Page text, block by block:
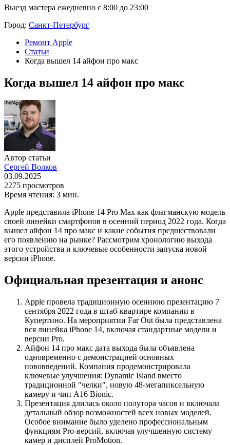
Выезд мастера ежедневно с 8:00 до 23:00
Город: Санкт-Петербург
Ремонт Apple
Статьи
Когда вышел 14 айфон про макс
Когда вышел 14 айфон про макс
Автор статьи
Сергей Волков
03.09.2025
2275 просмотров
Время чтения: 3 мин.
Apple представила iPhone 14 Pro Max как флагманскую модель
своей линейки смартфонов в осенний период 2022 года. Когда
вышел айфон 14 про макс и какие события предшествовали
его появлению на рынке? Рассмотрим хронологию выхода
этого устройства и ключевые особенности запуска новой
версии iPhone.
Официальная презентация и анонс
Apple провела традиционную осеннюю презентацию 7
сентября 2022 года в штаб-квартире компании в
Купертино. На мероприятии Far Out была представлена
вся линейка iPhone 14, включая стандартные модели и
версии Pro.
Айфон 14 про макс дата выхода была объявлена
одновременно с демонстрацией основных
нововведений. Компания продемонстрировала
ключевые улучшения: Dynamic Island вместо
традиционной "челки", новую 48-мегапиксельную
камеру и чип A16 Bionic.
Презентация длилась около полутора часов и включала
детальный обзор возможностей всех новых моделей.
Особое внимание было уделено профессиональным
функциям Pro-версий, включая улучшенную систему
камер и дисплей ProMotion.